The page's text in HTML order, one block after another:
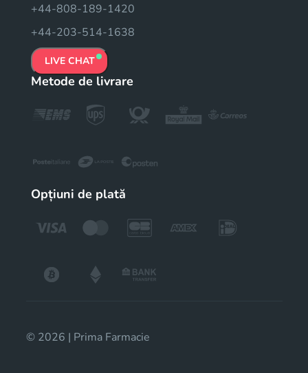
+44-808-189-1420
+44-203-514-1638
LIVE CHAT
Metode de livrare
Opțiuni de plată
© 2026 | Prima Farmacie